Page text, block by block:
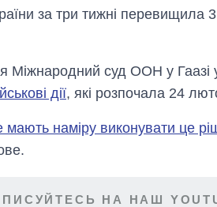
за три тижні
Міжнародний суд ООН у Гаазі
дії, які розпочала 24
мають наміру виконувати це
НА НАШ